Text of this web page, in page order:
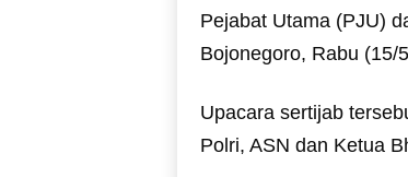
Pejabat Utama (PJU)
Bojonegoro, Rabu (15/
Upacara sertijab
Polri, ASN dan Ketua